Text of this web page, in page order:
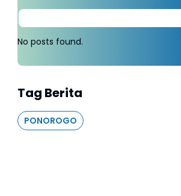
No posts found.
Tag Berita
PONOROGO